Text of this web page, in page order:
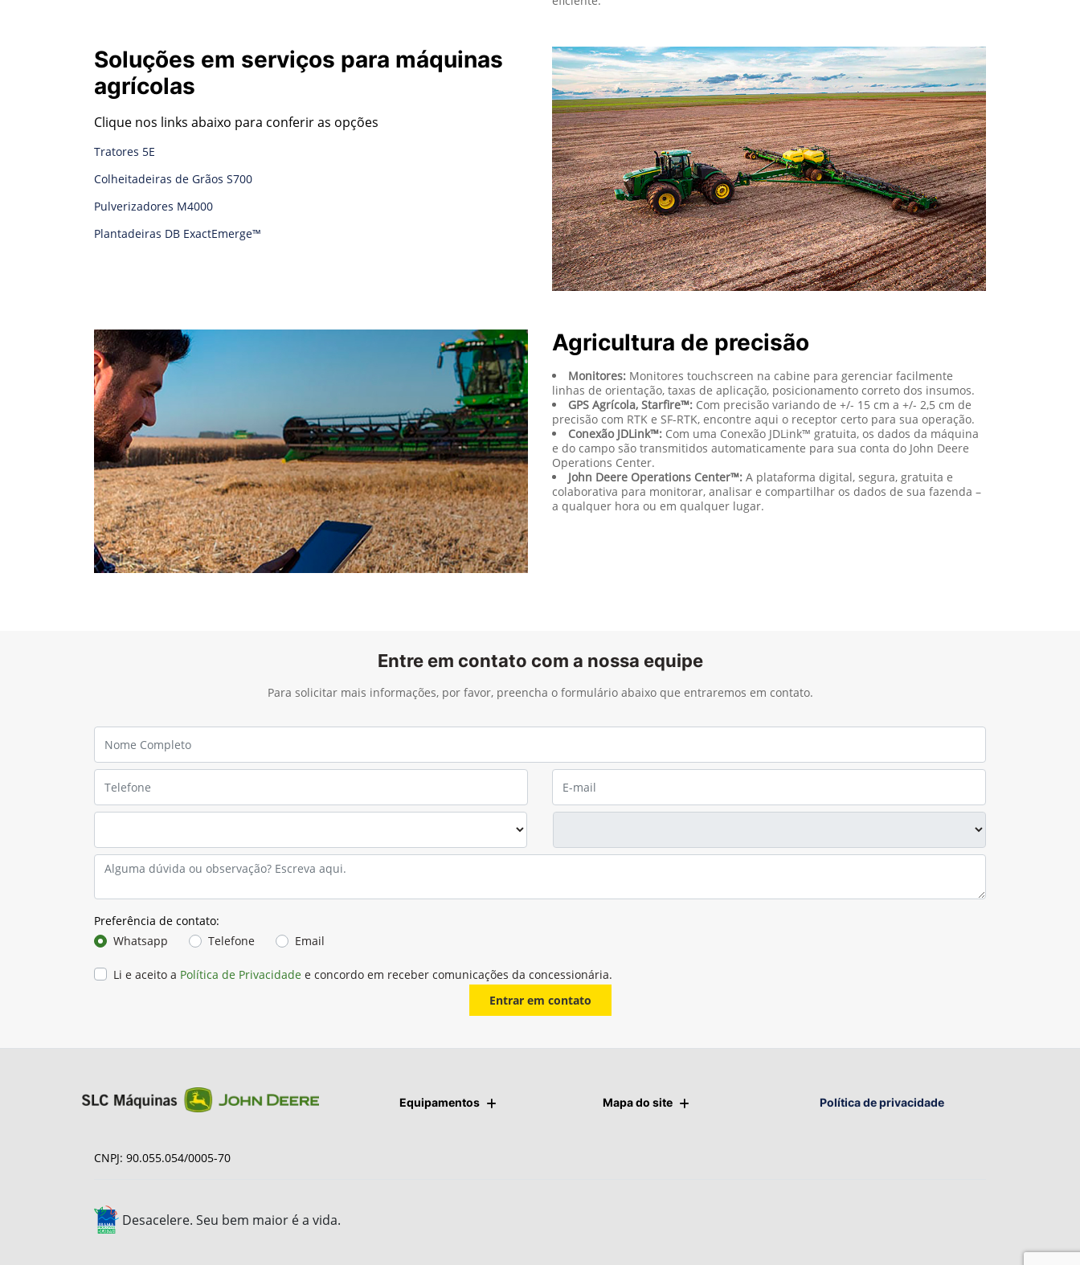
Soluções em serviços para máquinas
agrícolas
Clique nos links abaixo para conferir as opções
Tratores 5E
Colheitadeiras de Grãos S700
Pulverizadores M4000
Plantadeiras DB ExactEmerge™
Agricultura de precisão
Monitores: Monitores touchscreen na cabine para gerenciar facilmente
linhas de orientação, taxas de aplicação, posicionamento correto dos insumos.
GPS Agrícola, Starfire™:Com precisão variando de +/- 15 cm a +/- 2,5 cm de
precisão com RTK e SF-RTK, encontre aqui o receptor certo para sua operação.
Conexão JDLink™:Com uma Conexão JDLink™ gratuita, os dados da máquina
e do campo são transmitidos automaticamente para sua conta do John Deere
Operations Center.
John Deere Operations Center™: A plataforma digital, segura, gratuita e
colaborativa para monitorar, analisar e compartilhar os dados de sua fazenda –
a qualquer hora ou em qualquer lugar.
Entre em contato com a nossa equipe
Para solicitar mais informações, por favor, preencha o formulário abaixo que entraremos em contato.
Preferência de contato:
Whatsapp
Telefone Email
Li e aceito a Política de Privacidade
e concordo em receber comunicações da concessionária.
Entrar em contato
Equipamentos Mapa do site Política de privacidade
CNPJ: 90.055.054/0005-70
Desacelere. Seu bem maior é a vida.